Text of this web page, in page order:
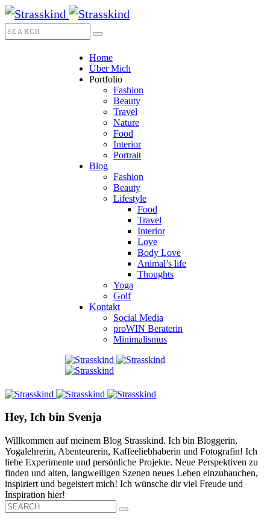
Home
Über Mich
Portfolio
Fashion
Beauty
Travel
Nature
Food
Interior
Portrait
Blog
Fashion
Beauty
Lifestyle
Food
Travel
Interior
Love
Body Love
Animal’s life
Thoughts
Yoga
Golf
Kontakt
Social Media
proWIN Beraterin
Minimalismus
Hey, Ich bin Svenja
Willkommen auf meinem Blog Strasskind. Ich bin Bloggerin,
Yogalehrerin, Abenteurerin, Kaffeeliebhaberin und Fotografin! Ich
liebe Experimente und persönliche Projekte. Neue Perspektiven zu
finden und alten, langweiligen Szenen neues Leben einzuhauchen,
inspiriert und begeistert mich! Ich wünsche dir viel Freude und
Inspiration hier!